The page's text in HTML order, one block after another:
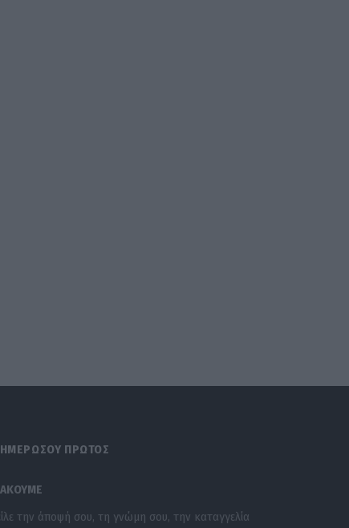
ΠΡΩΤΟΣ
την άποψή σου, τη γνώμη σου, την καταγγελία